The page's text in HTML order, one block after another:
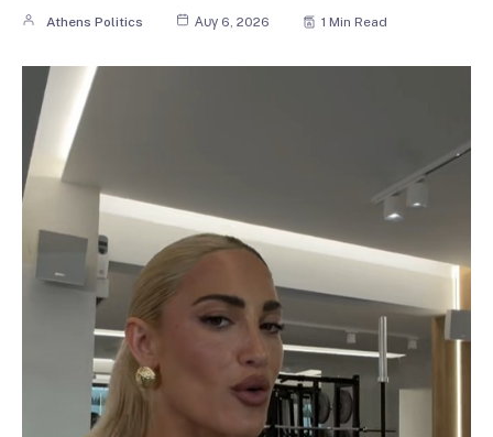
Athens Politics Αυγ 6, 2026 1 Min Read